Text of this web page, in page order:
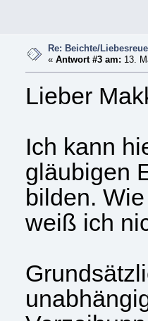
Re: Beichte/
«Antwort #3 am: 13.
Lieber
Ich kann
gläubigen
bilden.
weiß ich